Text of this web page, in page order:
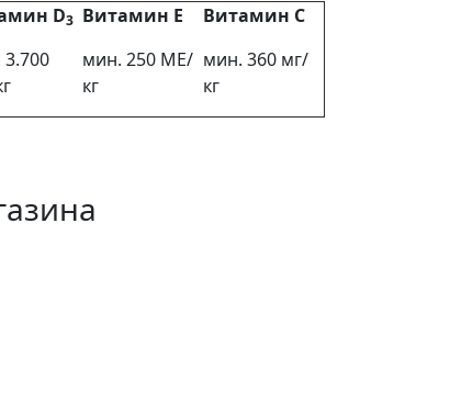
D3 Витамин E Витамин С
мин. 250 МЕ/
кг
мин. 360 мг/
кг